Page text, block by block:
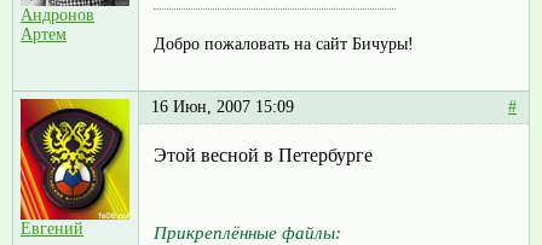
Андронов
Артем
Добро пожаловать на сайт Бичуры!
Евгений
16 Июн, 2007 15:09 #
Этой весной в Петербурге
Прикреплённые файлы: